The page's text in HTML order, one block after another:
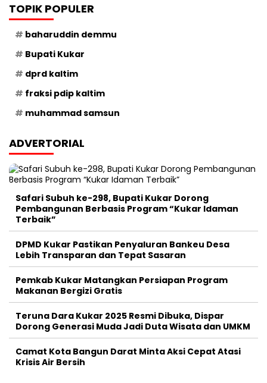
TOPIK POPULER
baharuddin demmu
Bupati Kukar
dprd kaltim
fraksi pdip kaltim
muhammad samsun
ADVERTORIAL
Safari Subuh ke-298, Bupati Kukar Dorong
Pembangunan Berbasis Program “Kukar Idaman
Terbaik”
DPMD Kukar Pastikan Penyaluran Bankeu Desa
Lebih Transparan dan Tepat Sasaran
Pemkab Kukar Matangkan Persiapan Program
Makanan Bergizi Gratis
Teruna Dara Kukar 2025 Resmi Dibuka, Dispar
Dorong Generasi Muda Jadi Duta Wisata dan UMKM
Camat Kota Bangun Darat Minta Aksi Cepat Atasi
Krisis Air Bersih